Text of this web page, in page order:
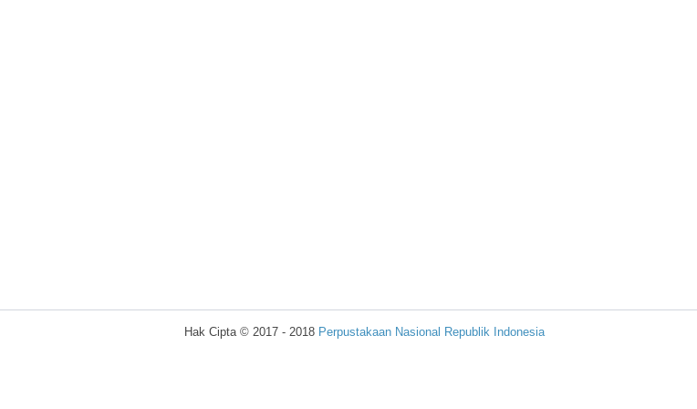
Hak Cipta © 2017 - 2018 Perpustakaan Nasional Republik Indonesia